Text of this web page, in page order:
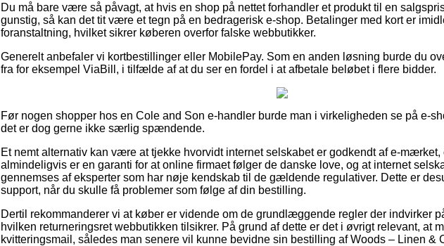
Du må bare være så påvagt, at hvis en shop på nettet forhandler et produkt til en
gunstig, så kan det tit være et tegn på en bedragerisk e-shop. Betalinger med kort er
foranstaltning, hvilket sikrer køberen overfor falske webbutikker.
Generelt anbefaler vi kortbestillinger eller MobilePay. Som en anden løsning burde du
fra for eksempel ViaBill, i tilfælde af at du ser en fordel i at afbetale beløbet i flere bidder.
Før nogen shopper hos en Cole and Son e-handler burde man i virkeligheden se på e-
det er dog gerne ikke særlig spændende.
Et nemt alternativ kan være at tjekke hvorvidt internet selskabet er godkendt af e-mærket,
almindeligvis er en garanti for at online firmaet følger de danske love, og at internet
gennemses af eksperter som har nøje kendskab til de gældende regulativer. Dette er
support, når du skulle få problemer som følge af din bestilling.
Dertil rekommanderer vi at køber er vidende om de grundlæggende regler der indvirker
hvilken returneringsret webbutikken tilsikrer. På grund af dette er det i øvrigt relevant, at
kvitteringsmail, således man senere vil kunne bevidne sin bestilling af Woods – Linen &